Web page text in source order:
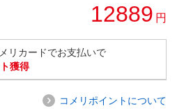
12889 円
リカードでお支払いで
獲得
コメリポイントについて